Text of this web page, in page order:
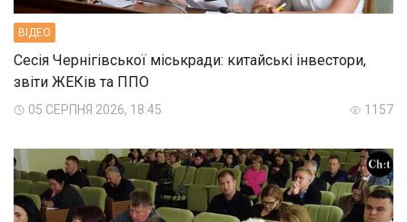
ВIДЕО
Сесія Чернігівської міськради: китайські інвестори,
звіти ЖЕКів та ППО
05 СЕРПНЯ 2026, 18:45 1157